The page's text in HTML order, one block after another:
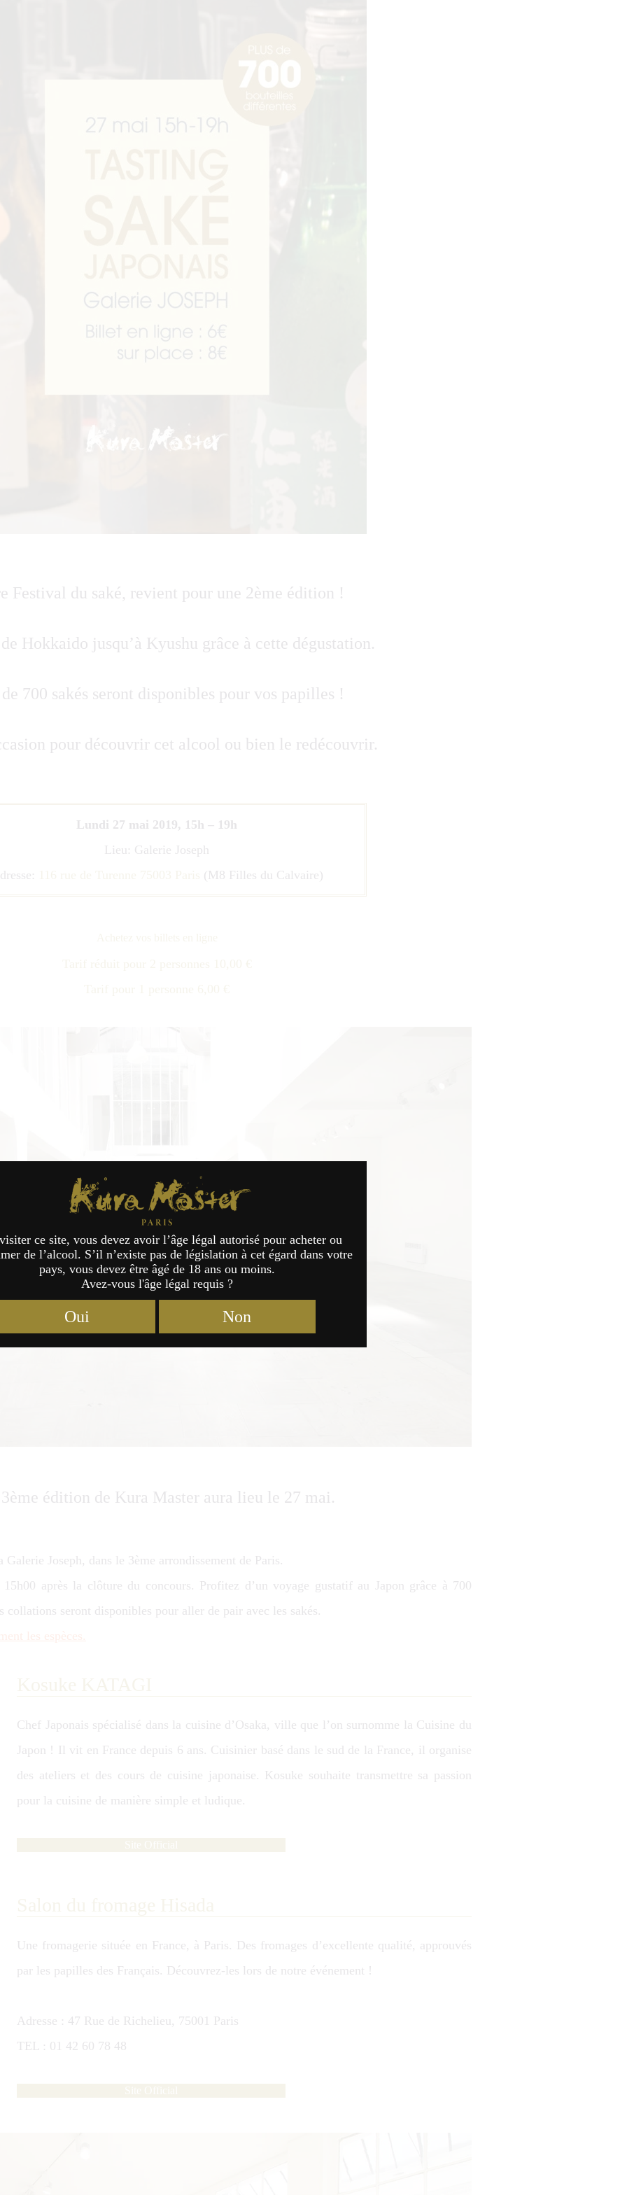
Festival du saké, revient pour une 2ème édition !
Hokkaido jusqu’à Kyushu grâce à cette dégustation.
700 sakés seront disponibles pour vos papilles !
pour découvrir cet alcool ou bien le redécouvrir.
Lundi 27 mai 2019, 15h – 19h
Lieu: Galerie Joseph
(M8 Filles du Calvaire)
édition de Kura Master aura lieu le 27 mai.
Joseph, dans le 3ème arrondissement de Paris.
après la clôture du concours. Profitez d’un voyage gustatif au Japon grâce à 700
collations seront disponibles pour aller de pair avec les sakés.
Chef Japonais spécialisé dans la cuisine d’Osaka, ville que l’on surnomme la Cuisine du
Japon ! Il vit en France depuis 6 ans. Cuisinier basé dans le sud de la France, il organise
des ateliers et des cours de cuisine japonaise. Kosuke souhaite transmettre sa passion
pour la cuisine de manière simple et ludique.
Une fromagerie située en France, à Paris. Des fromages d’excellente qualité, approuvés
par les papilles des Français. Découvrez-les lors de notre événement !
Adresse : 47 Rue de Richelieu, 75001 Paris
TEL : 01 42 60 78 48
Kura Master Paris
ce site, vous devez avoir l’âge légal autorisé pour acheter ou
de l’alcool. S’il n’existe pas de législation à cet égard dans votre
pays, vous devez être âgé de 18 ans ou moins.
Avez-vous l'âge légal requis ?
Oui Non